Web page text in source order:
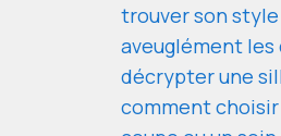
trouver son
aveuglément
décrypter une
comment